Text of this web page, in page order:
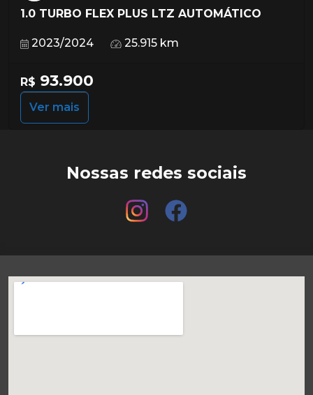
1.0 TURBO FLEX PLUS LTZ AUTOMÁTICO
2023/2024 25.915 km
R$ 93.900
Ver mais
Nossas redes sociais